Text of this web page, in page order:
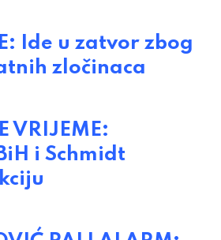
Ide u zatvor zbog
zločinaca
VRIJEME:
i Schmidt